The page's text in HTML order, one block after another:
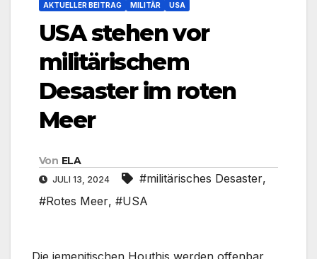
AKTUELLER BEITRAG MILITÄR USA
USA stehen vor
militärischem
Desaster im roten
Meer
Von ELA
JULI 13, 2024 #militärisches Desaster,
#Rotes Meer, #USA